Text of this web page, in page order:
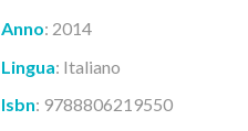
Anno: 2014
Lingua: Italiano
Isbn: 9788806219550